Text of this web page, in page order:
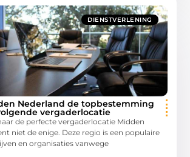
DIENSTVERLENING
Nederland de topbestemming
vergaderlocatie
de perfecte vergaderlocatie Midden
niet de enige. Deze regio is een populaire
en organisaties vanwege